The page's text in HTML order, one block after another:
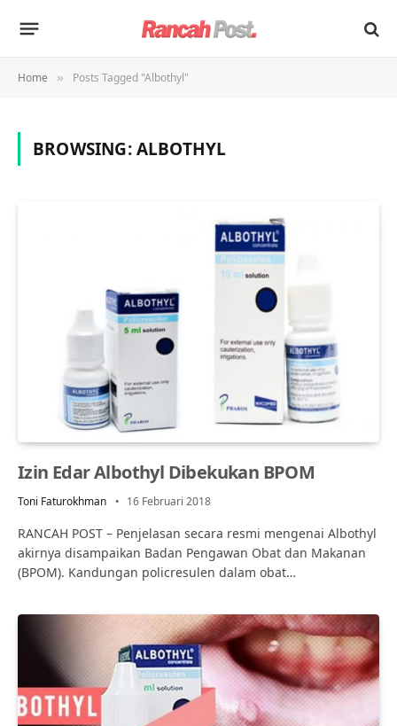
Home » Posts Tagged "Albothyl"
BROWSING:ALBOTHYL
Izin Edar Albothyl Dibekukan BPOM
Toni Faturokhman 16 Februari 2018
RANCAH POST – Penjelasan secara resmi mengenai Albothyl
akirnya disampaikan Badan Pengawan Obat dan Makanan
(BPOM). Kandungan policresulen dalam obat…